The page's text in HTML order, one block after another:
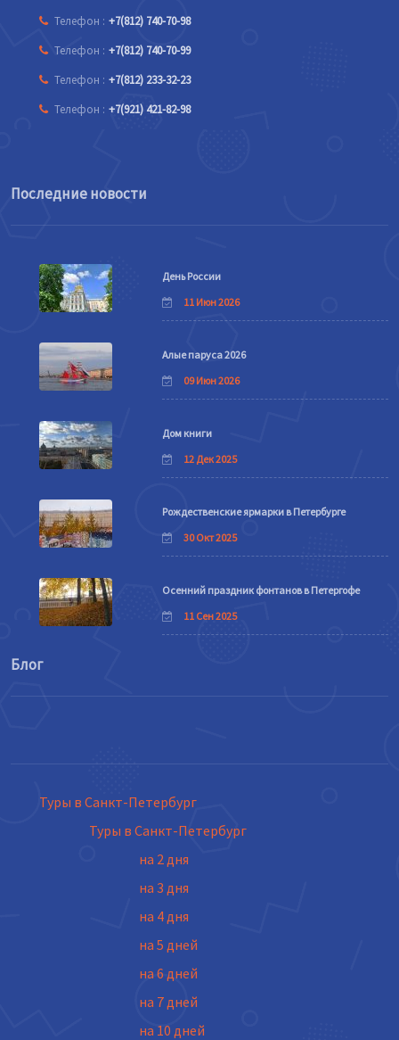
Телефон : +7(812) 740-70-98
Телефон : +7(812) 740-70-99
Телефон : +7(812) 233-32-23
Телефон : +7(921) 421-82-98
Последние новости
День России
11 Июн 2026
Алые паруса 2026
09 Июн 2026
Дом книги
12 Дек 2025
Рождественские ярмарки в Петербурге
30 Окт 2025
Осенний праздник фонтанов в Петергофе
11 Сен 2025
Блог
Туры в Санкт-Петербург
Туры в Санкт-Петербург
на 2 дня
на 3 дня
на 4 дня
на 5 дней
на 6 дней
на 7 дней
на 10 дней